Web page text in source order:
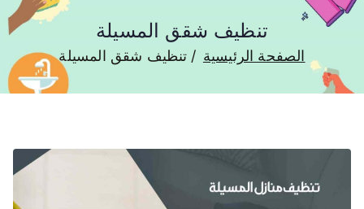
تنظيف شقق المسيلة
الصفحة الرئيسية تنظيف شقق المسيلة